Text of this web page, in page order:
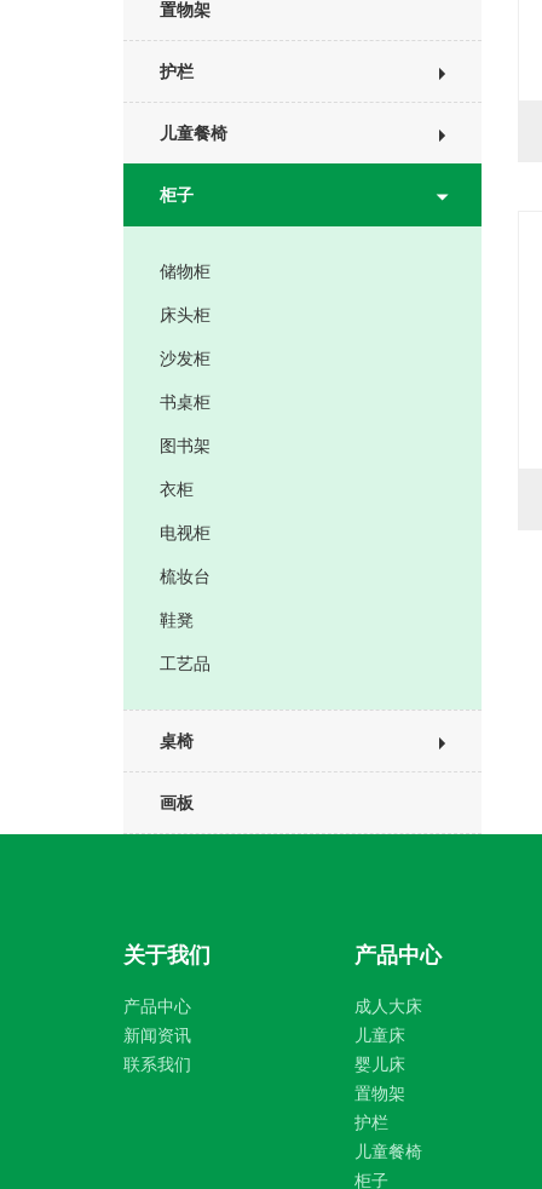
置物架
护栏
儿童餐椅
柜子
储物柜
床头柜
沙发柜
书桌柜
图书架
衣柜
电视柜
梳妆台
鞋凳
工艺品
桌椅
画板
关于我们
产品中心
新闻资讯
联系我们
产品中心
成人大床
儿童床
婴儿床
置物架
护栏
儿童餐椅
柜子